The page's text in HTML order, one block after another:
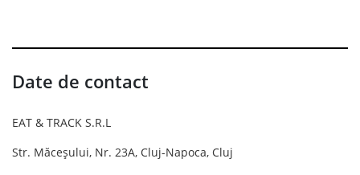
Date de contact
EAT & TRACK S.R.L
Str. Măceșului, Nr. 23A, Cluj-Napoca, Cluj